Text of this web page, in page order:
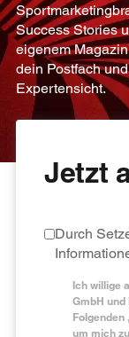
Success Stories
eigenem
dein Postfach
Expertensicht.
Jetzt
Durch
Ich willige
GmbH
Folgenden
um mich